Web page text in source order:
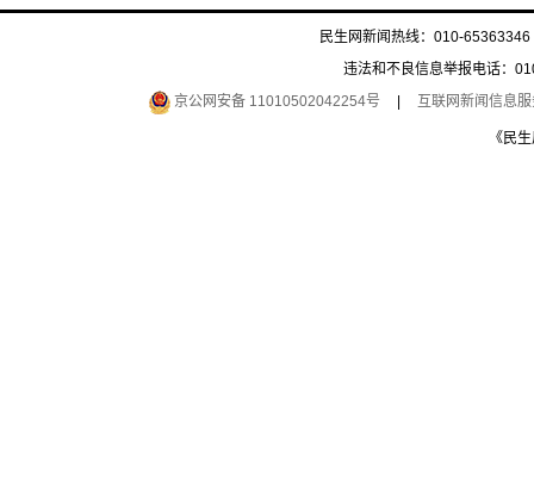
民生网新闻热线：010-
违法和不良信息举报电话：
京公网安备 11010502042254号
互联网新闻信息
《民